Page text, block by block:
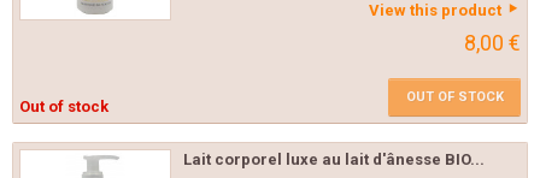
View this product
8,00 €
Out of stock
OUT OF STOCK
Lait corporel luxe au lait d'ânesse BIO...